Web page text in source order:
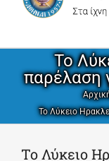
Το
παρέλαση
Το Λύκειο
Το Λύκειο